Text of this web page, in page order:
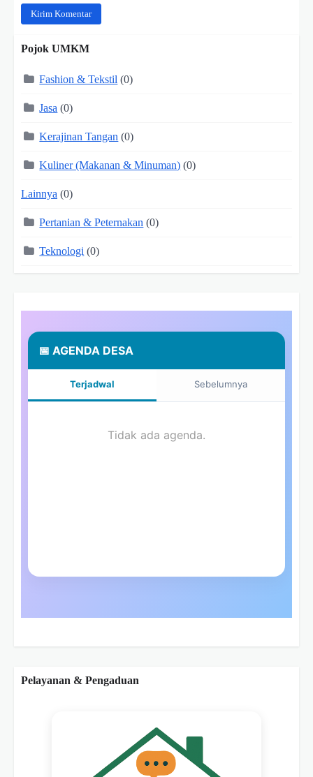
Pojok UMKM
Fashion & Tekstil (0)
Jasa (0)
Kerajinan Tangan (0)
Kuliner (Makanan & Minuman) (0)
Lainnya (0)
Pertanian & Peternakan (0)
Teknologi (0)
Pelayanan & Pengaduan